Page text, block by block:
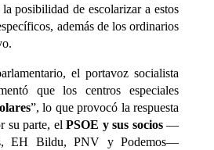
posibilidad de escolarizar a estos
además de los ordinarios
el portavoz socialista
que los centros especiales
”, lo que provocó la respuesta
su parte, elPSOE y sus socios—
EH Bildu, PNV y Podemos—